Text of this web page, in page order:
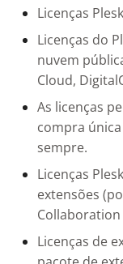
Licenças
Licenças do
nuvem
Cloud,
As licenças
compra
sempre.
Licenças
extensões
Collaboration
Licenças de